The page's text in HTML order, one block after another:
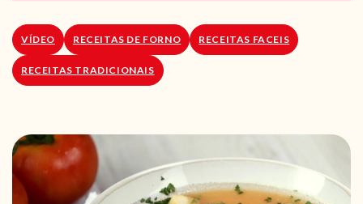
LOJA ONLINE
VÍDEO RECEITAS DE FORNO RECEITAS FACEIS
RECEITAS TRADICIONAIS